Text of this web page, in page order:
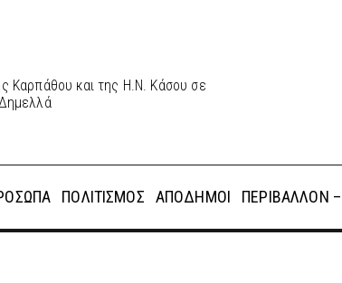
Καρπάθου και της Η.Ν. Κάσου σε
ΠΟΛΙΤΙΣΜΌΣ ΑΠΌΔΗΜΟΙ ΠΕΡΙΒΆΛΛΟΝ